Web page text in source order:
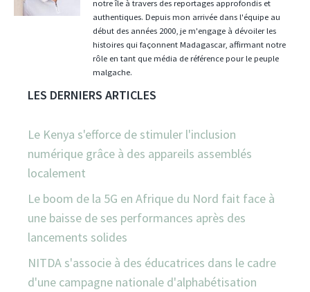
notre île à travers des reportages approfondis et
authentiques. Depuis mon arrivée dans l'équipe au
début des années 2000, je m'engage à dévoiler les
histoires qui façonnent Madagascar, affirmant notre
rôle en tant que média de référence pour le peuple
malgache.
LES DERNIERS ARTICLES
Le Kenya s'efforce de stimuler l'inclusion
numérique grâce à des appareils assemblés
localement
Le boom de la 5G en Afrique du Nord fait face à
une baisse de ses performances après des
lancements solides
NITDA s'associe à des éducatrices dans le cadre
d'une campagne nationale d'alphabétisation